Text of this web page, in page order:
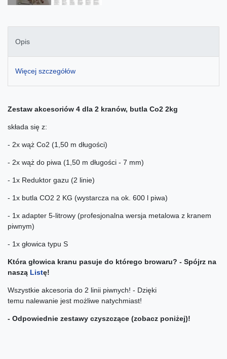
Opis
Więcej szczegółów
Zestaw akcesoriów 4 dla 2 kranów, butla Co2 2kg
składa się z:
- 2x wąż Co2 (1,50 m długości)
- 2x wąż do piwa (1,50 m długości - 7 mm)
- 1x Reduktor gazu (2 linie)
- 1x butla CO2 2 KG (wystarcza na ok. 600 l piwa)
- 1x adapter 5-litrowy (profesjonalna wersja metalowa z kranem
piwnym)
- 1x głowica typu S
Która głowica kranu pasuje do którego browaru? - Spójrz na
naszą Listę!
Wszystkie akcesoria do 2 linii piwnych! - Dzięki
temu nalewanie jest możliwe natychmiast!
- Odpowiednie zestawy czyszczące (zobacz poniżej)!